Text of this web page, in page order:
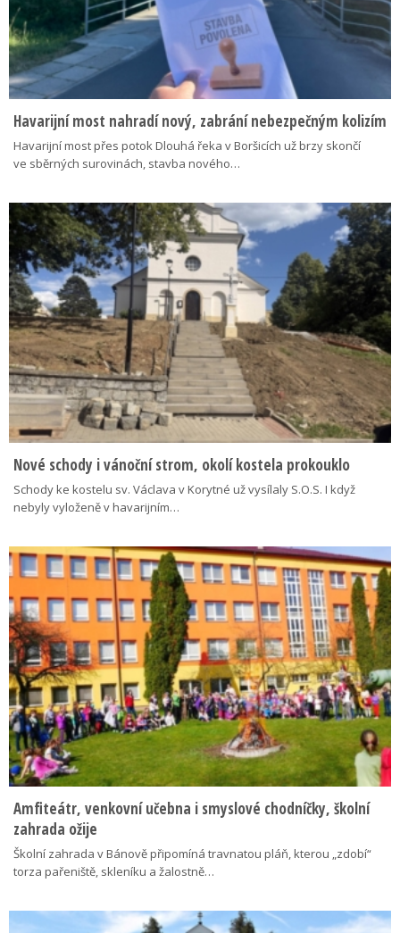
Havarijní most nahradí nový, zabrání nebezpečným kolizím
Havarijní most přes potok Dlouhá řeka v Boršicích už brzy skončí
ve sběrných surovinách, stavba nového…
Nové schody i vánoční strom, okolí kostela prokouklo
Schody ke kostelu sv. Václava v Korytné už vysílaly S.O.S. I když
nebyly vyloženě v havarijním…
Amfiteátr, venkovní učebna i smyslové chodníčky, školní
zahrada ožije
Školní zahrada v Bánově připomíná travnatou pláň, kterou „zdobí“
torza pařeniště, skleníku a žalostně…